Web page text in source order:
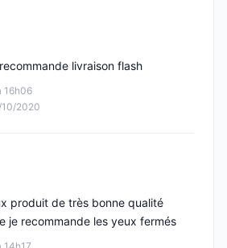
16h06
10/2020
livraison flash
produit de très bonne qualité
je recommande les yeux fermés